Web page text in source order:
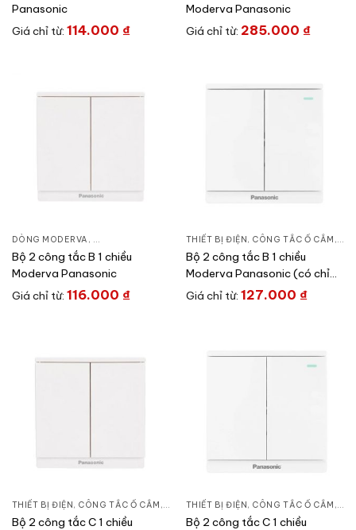
Panasonic
Giá chỉ từ: 114.000 ₫
Moderva Panasonic
Giá chỉ từ: 285.000 ₫
DÒNG MODERVA , CÔNG TẮC Ổ CẮM THIẾT BỊ ĐIỆN
Bộ 2 công tắc B 1 chiều
Moderva Panasonic
Giá chỉ từ: 116.000 ₫
THIẾT BỊ ĐIỆN , CÔNG TẮC Ổ CẮM ,
Bộ 2 công tắc B 1 chiều
Moderva Panasonic (có chỉ
báo)
Giá chỉ từ: 127.000 ₫
THIẾT BỊ ĐIỆN, CÔNG TẮC Ổ CẮM , DÒNG MODERVA
Bộ 2 công tắc C 1 chiều
THIẾT BỊ ĐIỆN, CÔNG TẮC Ổ CẮM ,
Bộ 2 công tắc C 1 chiều